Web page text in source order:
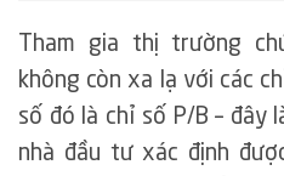
Tham gia thị trường
không còn xa lạ với các
số đó là chỉ số P/B – đây
nhà đầu tư xác định